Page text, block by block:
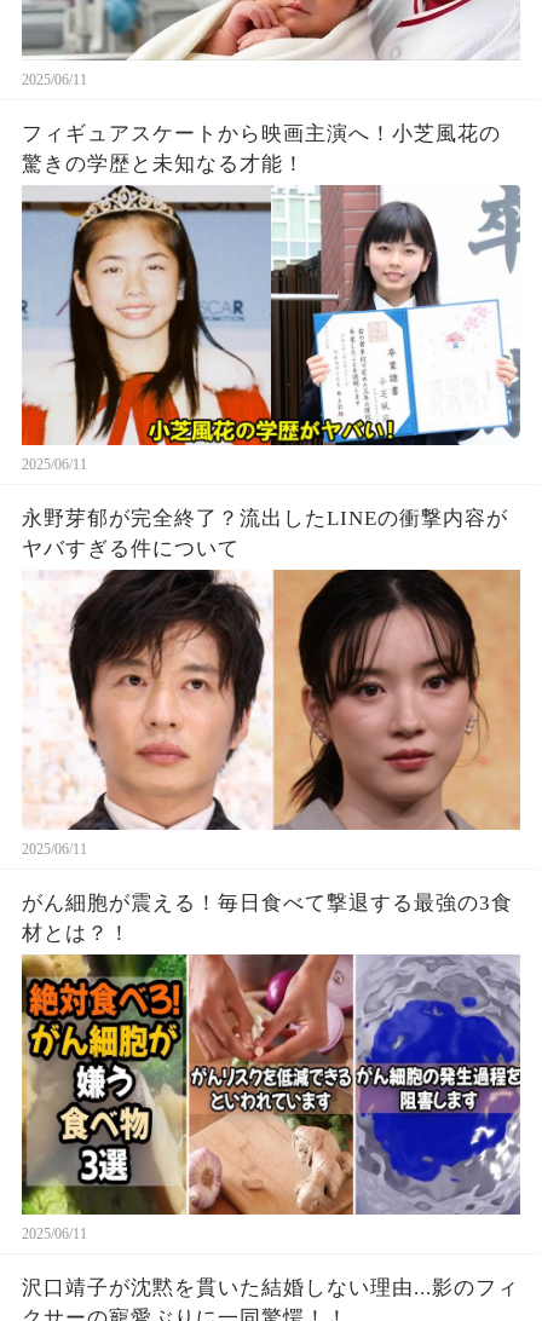
2025/06/11
フィギュアスケートから映画主演へ！小芝風花の
驚きの学歴と未知なる才能！
2025/06/11
永野芽郁が完全終了？流出したLINEの衝撃内容が
ヤバすぎる件について
2025/06/11
がん細胞が震える！毎日食べて撃退する最強の3食
材とは？！
2025/06/11
沢口靖子が沈黙を貫いた結婚しない理由...影のフィ